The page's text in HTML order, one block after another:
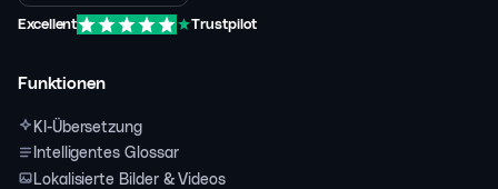
Excellent Trustpilot
Funktionen
KI-Übersetzung
Intelligentes Glossar
Lokalisierte Bilder & Videos